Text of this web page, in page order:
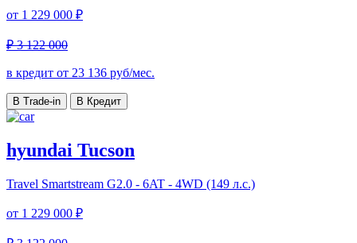
от 1 229 000 ₽
₽ 3 122 000
в кредит от 23 136 руб/мес.
В Trade-in В Кредит
hyundai Tucson
Travel Smartstream G2.0 - 6AT - 4WD (149 л.с.)
от 1 229 000 ₽